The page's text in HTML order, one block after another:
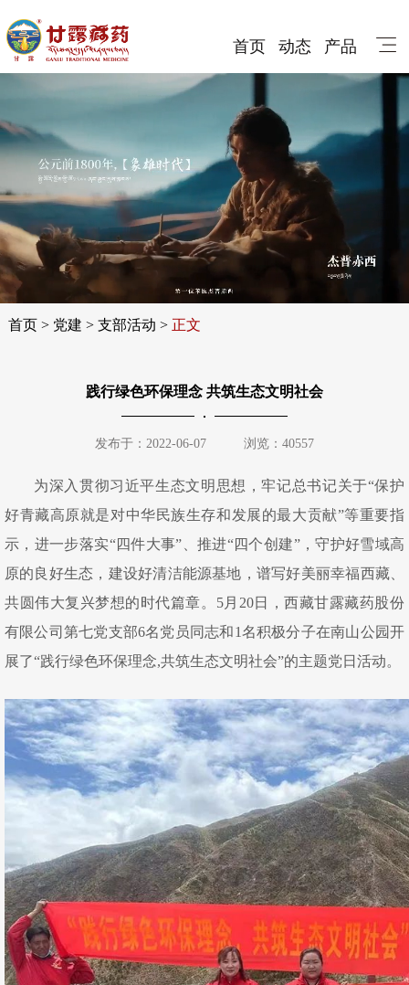
首页 动态 产品
首页> 党建 > 支部活动 > 正文
践行绿色环保理念 共筑生态文明社会
浏览：40557
发布于：2022-06-07
为深入贯彻习近平生态文明思想，牢记总书记关于“保护
好青藏高原就是对中华民族生存和发展的最大贡献”等重要指
示，进一步落实“四件大事”、推进“四个创建”，守护好雪域高
原的良好生态，建设好清洁能源基地，谱写好美丽幸福西藏、
共圆伟大复兴梦想的时代篇章。5月20日，西藏甘露藏药股份
有限公司第七党支部6名党员同志和1名积极分子在南山公园开
展了“践行绿色环保理念,共筑生态文明社会”的主题党日活动。